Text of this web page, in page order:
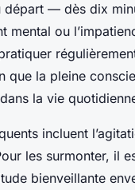
départ — dès dix
mental ou
que la pleine
la vie
incluent
les surmonter, il
bienveillante